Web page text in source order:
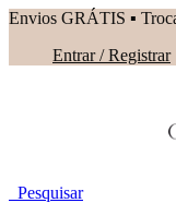
Envios GRÁTIS ▪︎
Entrar / Registrar
Pesquisar